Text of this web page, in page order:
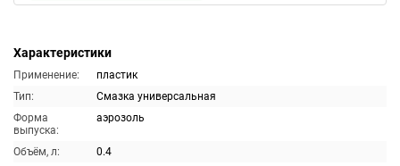
Характеристики
Применение:
пластик
Тип:
Смазка универсальная
Форма
выпуска:
аэрозоль
Объём, л:
0.4